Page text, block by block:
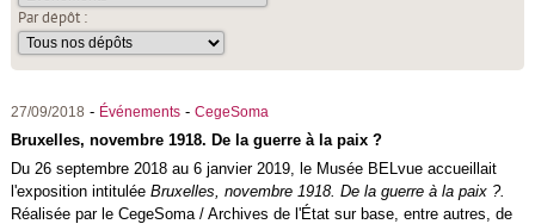
Par dépôt :
27/09/2018 - Événements- CegeSoma
Bruxelles, novembre 1918. De la guerre à la paix ?
Du 26 septembre 2018 au 6 janvier 2019, le Musée BELvue accueillait
l'exposition intitulée Bruxelles, novembre 1918. De la guerre à la paix ?.
Réalisée par le CegeSoma / Archives de l'État sur base, entre autres, de